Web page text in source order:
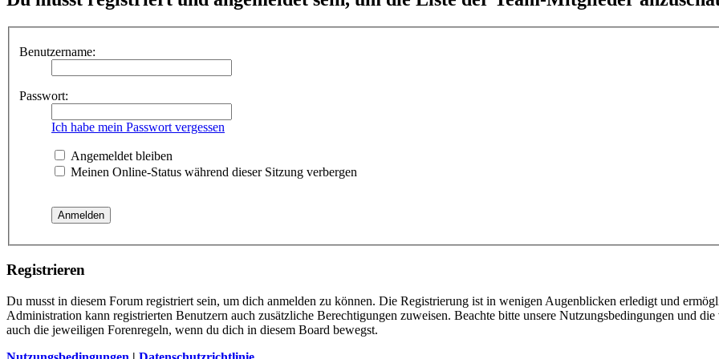
Benutzername:
Passwort:
Ich habe mein Passwort vergessen
Angemeldet bleiben
Meinen Online-Status während dieser Sitzung verbergen
Registrieren
Du musst in diesem Forum registriert sein, um dich anmelden zu können. Die Registrierung ist in wenigen Augenblicken erledigt und
Administration kann registrierten Benutzern auch zusätzliche Berechtigungen zuweisen. Beachte bitte unsere Nutzungsbedingungen und
auch die jeweiligen Forenregeln, wenn du dich in diesem Board bewegst.